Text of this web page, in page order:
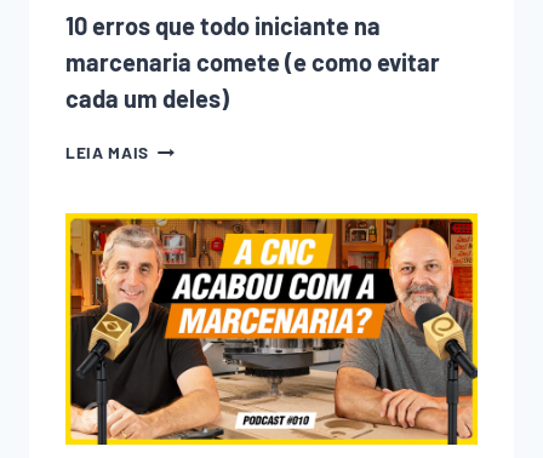
10 erros que todo iniciante na
marcenaria comete (e como evitar
cada um deles)
LEIA MAIS 10
TODO
INICIANTE
NA
MARCENARIA
COMETE
(E
COMO
EVITAR
CADA
UM
DELES)